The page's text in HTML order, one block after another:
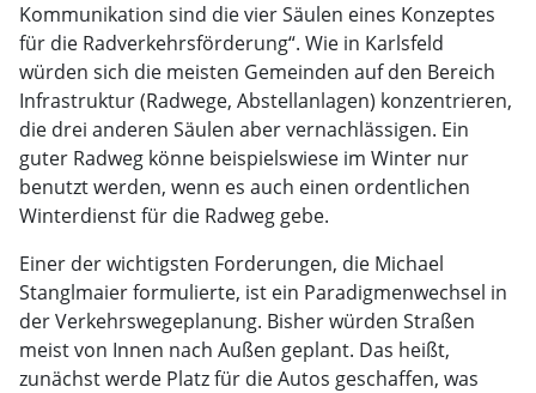
Kommunikation sind die vier Säulen eines Konzeptes
für die Radverkehrsförderung“. Wie in Karlsfeld
würden sich die meisten Gemeinden auf den Bereich
Infrastruktur (Radwege, Abstellanlagen) konzentrieren,
die drei anderen Säulen aber vernachlässigen. Ein
guter Radweg könne beispielswiese im Winter nur
benutzt werden, wenn es auch einen ordentlichen
Winterdienst für die Radweg gebe.
Einer der wichtigsten Forderungen, die Michael
Stanglmaier formulierte, ist ein Paradigmenwechsel in
der Verkehrswegeplanung. Bisher würden Straßen
meist von Innen nach Außen geplant. Das heißt,
zunächst werde Platz für die Autos geschaffen, was